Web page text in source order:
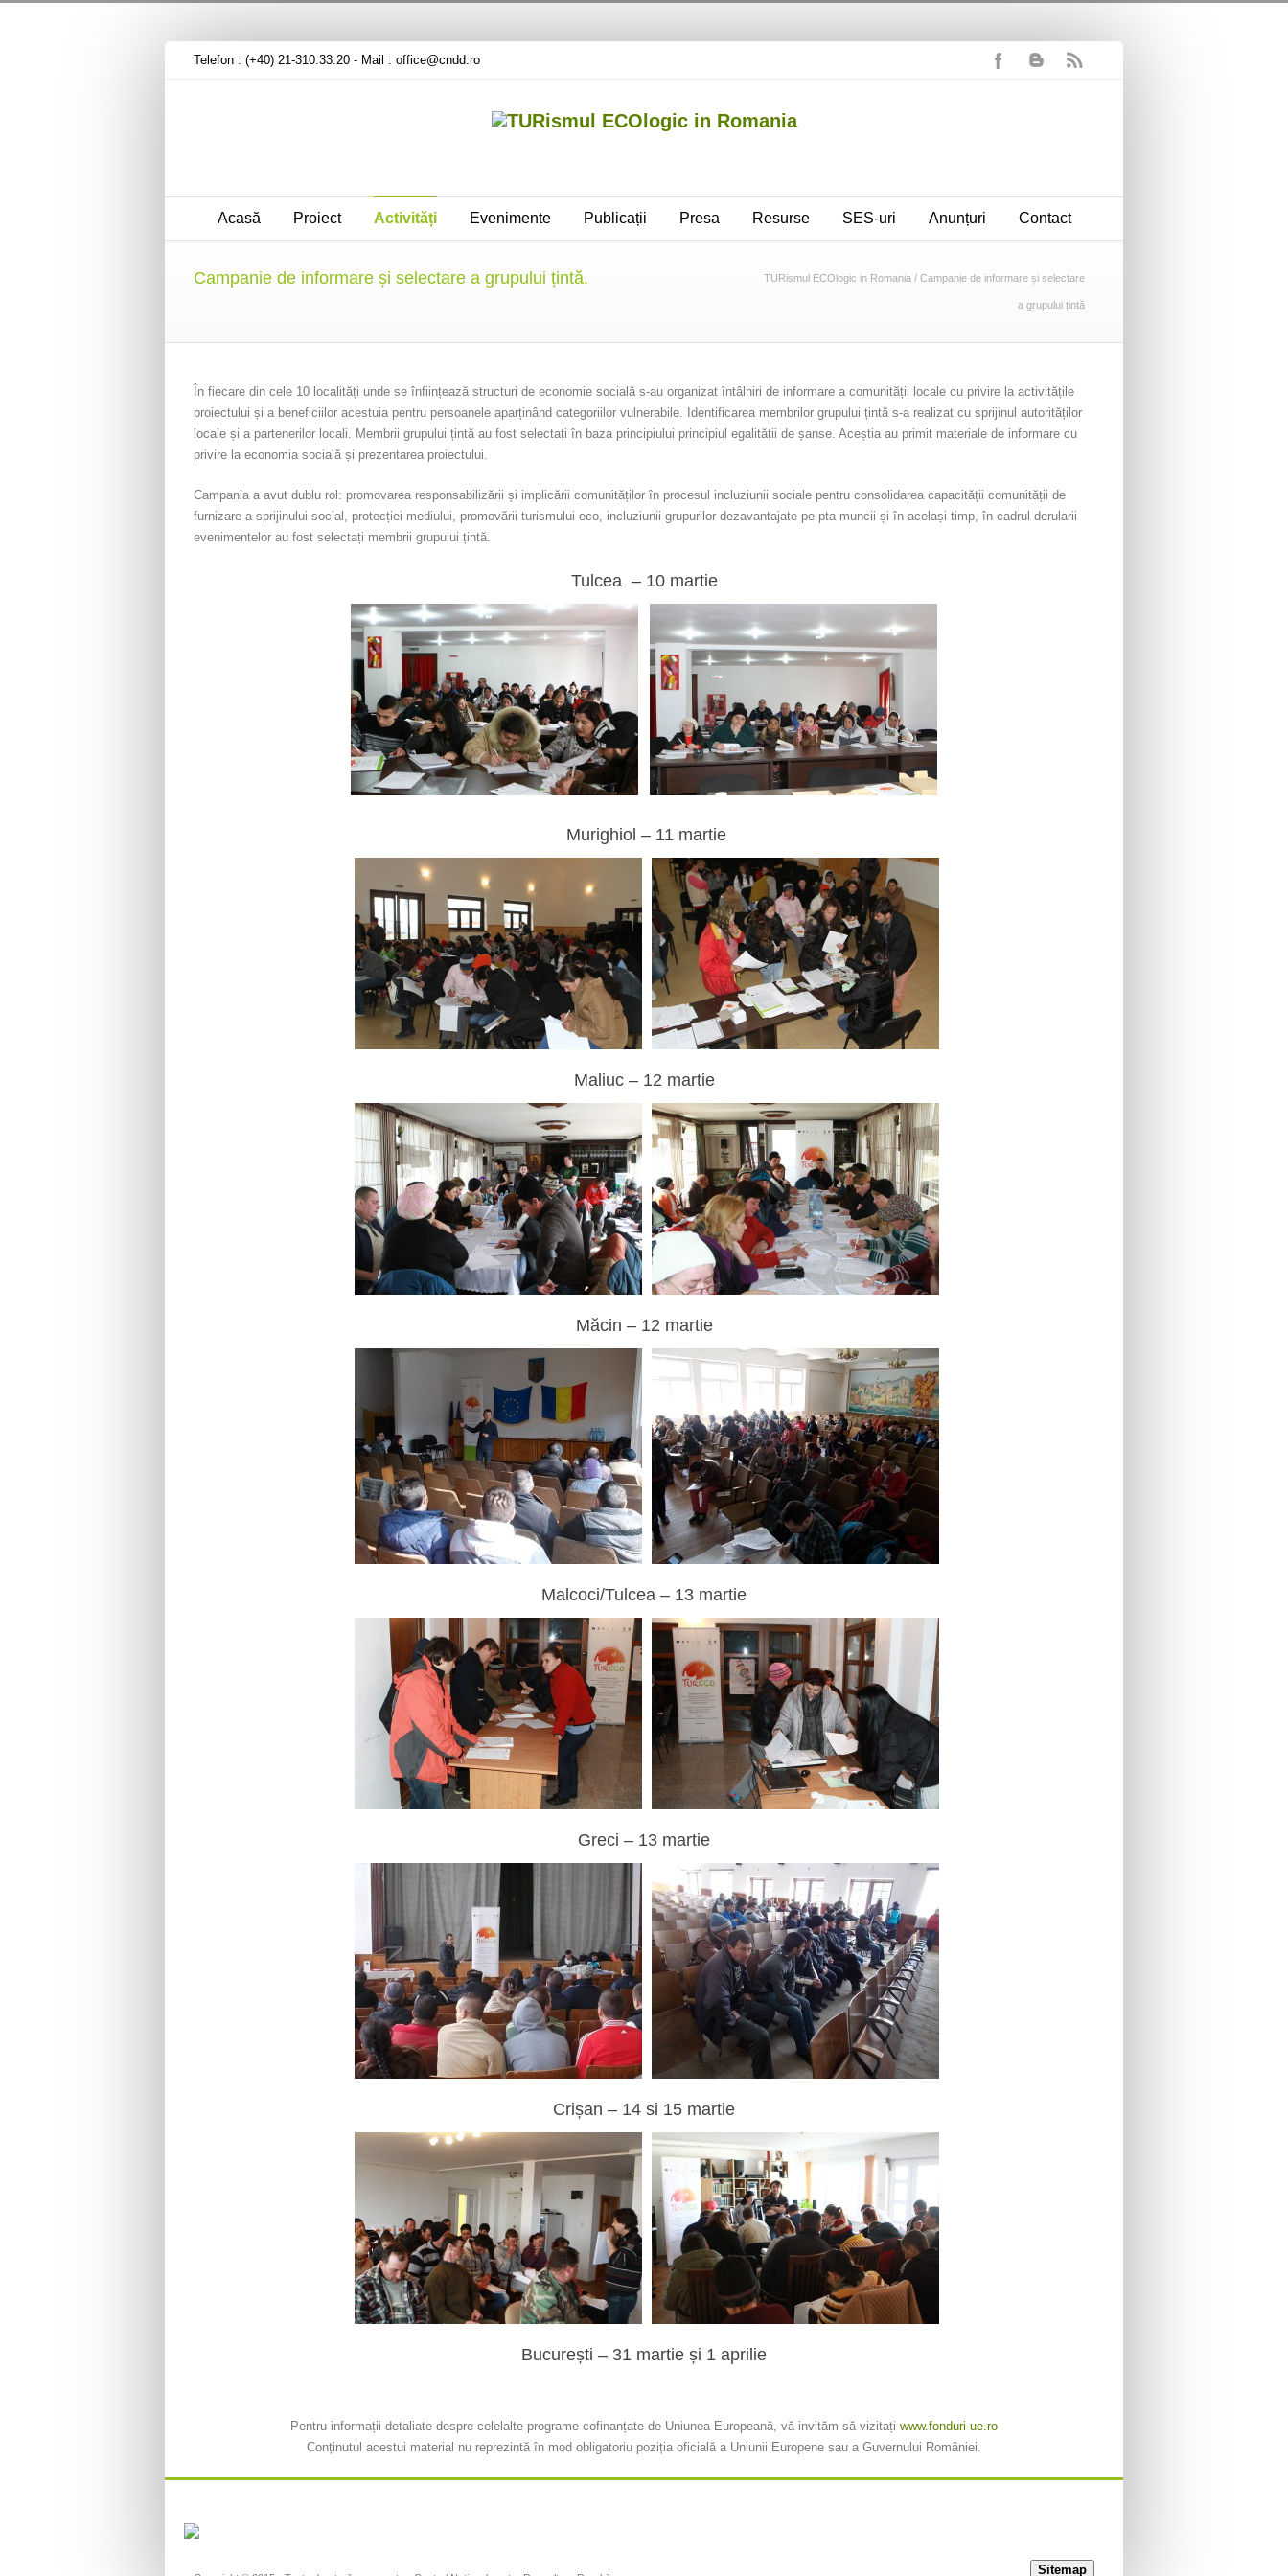
Telefon : (+40) 21-310.33.20 - Mail : office@cndd.ro
Acasă Proiect Activități Evenimente Publicații Presa Resurse SES-uri Anunțuri Contact
Campanie de informare și selectare a grupului țintă. TURismul ECOlogic in Romania / Campanie de informare și selectare
a grupului țintă
În fiecare din cele 10 localități unde se înființează structuri de economie socială s-au organizat întâlniri de informare a comunității locale cu privire la activitățile
proiectului și a beneficiilor acestuia pentru persoanele aparținând categoriilor vulnerabile. Identificarea membrilor grupului țintă s-a realizat cu sprijinul autorităților
locale și a partenerilor locali. Membrii grupului țintă au fost selectați în baza principiului principiul egalității de șanse. Aceștia au primit materiale de informare cu
privire la economia socială și prezentarea proiectului.
Campania a avut dublu rol: promovarea responsabilizării și implicării comunităților în procesul incluziunii sociale pentru consolidarea capacității comunității de
furnizare a sprijinului social, protecției mediului, promovării turismului eco, incluziunii grupurilor dezavantajate pe pta muncii și în același timp, în cadrul derularii
evenimentelor au fost selectați membrii grupului țintă.
Tulcea – 10 martie
Murighiol – 11 martie
Maliuc – 12 martie
Măcin – 12 martie
Malcoci/Tulcea – 13 martie
Greci – 13 martie
Crișan – 14 si 15 martie
București – 31 martie și 1 aprilie
Pentru informații detaliate despre celelalte programe cofinanțate de Uniunea Europeană, vă invităm să vizitați www.fonduri-ue.ro
Conținutul acestui material nu reprezintă în mod obligatoriu poziția oficială a Uniunii Europene sau a Guvernului României.